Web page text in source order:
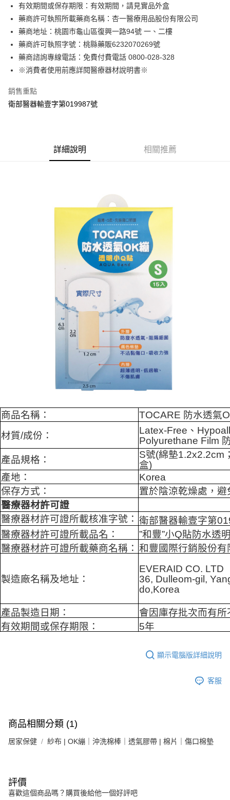
台灣樂天信用卡公司
大哥付你分期
相關說明
1.本服務由台灣大哥大提供，台灣大哥大用戶可立即使用無須另外申請。
2.付款方式選擇「大哥付你分期」，訂單成立後會自動跳轉到大哥付的交易
流程，驗證手機門號後，選擇欲分期的期數、繳款截止日，確認付款後即完
成交易。
4.訂單成立30分鐘內，如未前往確認交易或遇審核未通過，訂單將自動取
消。如遇「轉專審核」未通過狀況，表示未達大哥付你分期系統評分，恕無
2.透過簡訊連結打開帳單後，可選擇「超商條碼／台灣大直營門市／銀行轉
帳／街口支付／iPASS MONEY」等通路繳費。
用戶於交易時，得透過本服務購買商品或服務，並由商店將買賣／分期付款
買賣價金債權讓與本公司後，依約使用本公司帳單繳交帳款。
2.基於同意付款使用「大哥付你分期」之契約關係目的，商店將以您的個人
資料（包含姓名、電話或地址）提供予台灣大哥大進項蒐集、處理及利用，
由本公司與您本人進行分期帳單所需資料之確認、核對及更正。
3.完整用戶服務條款，請詳閱以下連結：https://oppay.tw/userRule
AFTEE先享後付
相關說明
【關於「AFTEE先享後付」】
便利好安心！
２．便利：只要手機號碼，簡訊認證，即可結帳。
１．於結帳方式選擇「AFTEE先享後付」後，將跳轉至「AFTEE先享後付」
結帳頁面，進行簡訊認證並確認金額後，即可完成結帳。
２．訂單成立數日內，您將收到繳費通知簡訊。
購買商品的店家。未經商家同意取消之訂單仍視為有效，需透過AFTEE先享
後付繳納相關費用。
※ 交易是否成功請以「AFTEE先享後付 」之結帳頁面顯示為準，若有關於
是否繳費成功／繳費後需取消欲退款等相關疑問，請聯繫「AFTEE先享後付
https://netprotections.freshdesk.com/support/home
１．透過由恩沛科技股份有限公司提供之「AFTEE先享後付」服務完成之交
易，需依本服務之必要範圍內提供個人資料，並將交易相關給付款項請求債
權轉讓予恩沛科技股份有限公司。
２．關於個人資料處理事宜，請瀏覽以下網址：
https://aftee.tw/terms/#terms3
３．未成年的使用者請事先徵得法定代理人或監護人之同意方可使用
「AFTEE先享後付」，若未經同意申辦者引起之損失，本公司不負相關責
４．使用「AFTEE先享後付」時，將依據個別帳號之用戶狀況，依本公司即
時審查核予不同之上限額度；若仍有額度不足之情形，本公司將視審查結果
請求用戶進行身份認證。
５．嚴禁一人註冊多個帳號或使用他人資訊註冊。若發現惡意使用之情形，
恩沛科技股份有限公司將有權停止該用戶之使用額度並採取法律行動。
運送方式
付款後萊爾富取貨
每筆NT$65，滿NT$799(含以上)免運費
每筆NT$80，滿NT$999(含以上)免運費
有效期間或保存期限：有效期間，請見實品外盒
藥商許可執照所載藥商名稱：杏一醫療用品股份有限公司
藥商地址：桃園市龜山區復興一路94號 一、二樓
藥商許可執照字號：桃縣藥販6232070269號
藥商諮詢專線電話：免費付費電話 0800-028-328
※消費者使用前應詳閱醫療器材說明書※
銷售重點
衛部醫器輸壹字第019987號
詳細說明 相關推薦
商品名稱：
TOCARE 防水透氣
材質/成份：
Latex-Free、
Polyurethane Film
產品規格：
S號(綿墊1.2x2.2cm
盒)
產地：
Korea
保存方式：
置於陰涼乾燥處，
醫療器材許可證
醫療器材許可證所載核准字號： 衛部醫器輸壹字第
醫療器材許可證所載品名：
”和豐”小Q貼防水透
醫療器材許可證所載藥商名稱： 和豐國際行銷股份有
製造廠名稱及地址：
EVERAID CO. LTD
36, Dulleom-gil,
do,Korea
產品製造日期：
會因庫存批次而有
有效期間或保存期限：
5年
顯示電腦版詳細說明
客服
商品相關分類 (1)
居家保健 紗布 | OK繃｜沖洗棉棒｜透氣膠帶 | 棉片｜傷口棉墊
評價
喜歡這個商品嗎？購買後給他一個好評吧